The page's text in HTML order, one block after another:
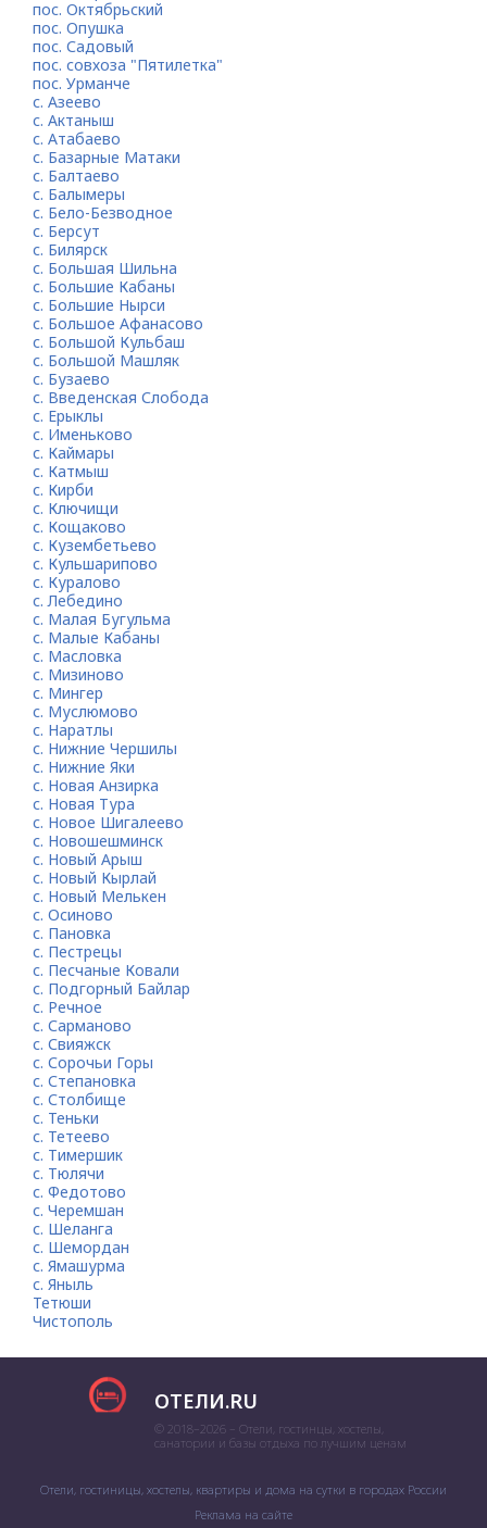
пос. Октябрьский
пос. Опушка
пос. Садовый
пос. совхоза "Пятилетка"
пос. Урманче
с. Азеево
с. Актаныш
с. Атабаево
с. Базарные Матаки
с. Балтаево
с. Балымеры
с. Бело-Безводное
с. Берсут
с. Билярск
с. Большая Шильна
с. Большие Кабаны
с. Большие Нырси
с. Большое Афанасово
с. Большой Кульбаш
с. Большой Машляк
с. Бузаево
с. Введенская Слобода
с. Ерыклы
с. Именьково
с. Каймары
с. Катмыш
с. Кирби
с. Ключищи
с. Кощаково
с. Кузембетьево
с. Кульшарипово
с. Куралово
с. Лебедино
с. Малая Бугульма
с. Малые Кабаны
с. Масловка
с. Мизиново
с. Мингер
с. Муслюмово
с. Наратлы
с. Нижние Чершилы
с. Нижние Яки
с. Новая Анзирка
с. Новая Тура
с. Новое Шигалеево
с. Новошешминск
с. Новый Арыш
с. Новый Кырлай
с. Новый Мелькен
с. Осиново
с. Пановка
с. Пестрецы
с. Песчаные Ковали
с. Подгорный Байлар
с. Речное
с. Сарманово
с. Свияжск
с. Сорочьи Горы
с. Степановка
с. Столбище
с. Теньки
с. Тетеево
с. Тимершик
с. Тюлячи
с. Федотово
с. Черемшан
с. Шеланга
с. Шемордан
с. Ямашурма
с. Яныль
Тетюши
Чистополь
ОТЕЛИ.RU
© 2018–2026 – Отели, гостинцы, хостелы,
санатории и базы отдыха по лучшим ценам
Отели, гостиницы, хостелы, квартиры и дома на сутки в городах России
Реклама на сайте